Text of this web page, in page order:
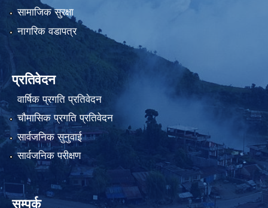
सामाजिक सुरक्षा
नागरिक वडापत्र
प्रतिवेदन
वार्षिक प्रगति प्रतिवेदन
चौमासिक प्रगति प्रतिवेदन
सार्वजनिक सुनुवाई
सार्वजनिक परीक्षण
सम्पर्क